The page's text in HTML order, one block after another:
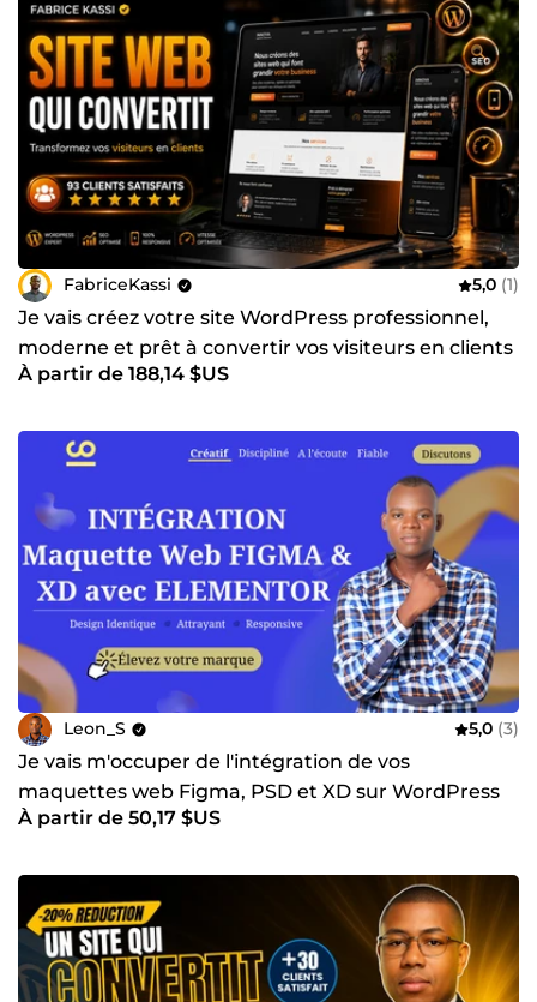
FabriceKassi 5,0 (1)
Je vais créez votre site WordPress professionnel,
moderne et prêt à convertir vos visiteurs en clients
À partir de 188,14 $US
Leon_S 5,0 (3)
Je vais m'occuper de l'intégration de vos
maquettes web Figma, PSD et XD sur WordPress
avec elementor
À partir de 50,17 $US